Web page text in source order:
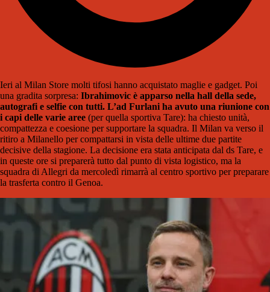
Ieri al Milan Store molti tifosi hanno acquistato maglie e gadget. Poi
una gradita sorpresa: Ibrahimovic è apparso nella hall della sede,
autografi e selfie con tutti. L’ad Furlani ha avuto una riunione con
i capi delle varie aree (per quella sportiva Tare): ha chiesto unità,
compattezza e coesione per supportare la squadra. Il Milan va verso il
ritiro a Milanello per compattarsi in vista delle ultime due partite
decisive della stagione. La decisione era stata anticipata dal ds Tare, e
in queste ore si preparerà tutto dal punto di vista logistico, ma la
squadra di Allegri da mercoledì rimarrà al centro sportivo per preparare
la trasferta contro il Genoa.